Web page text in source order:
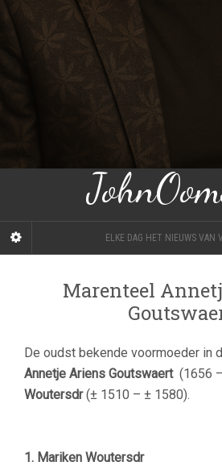
ELKE DAG HET NIEUWS VAN
Marenteel
De oudst bekende voormoeder in
Annetje Ariens Goutswaert(1656
Woutersdr(± 1510 – ± 1580).
1. Mariken Woutersdr